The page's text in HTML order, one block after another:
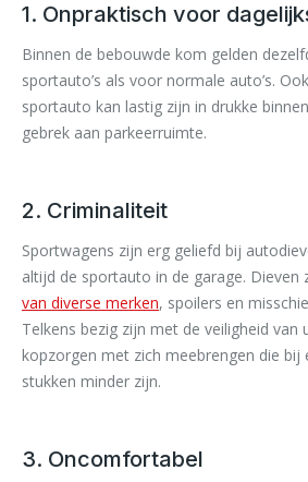
1. Onpraktisch voor
Binnen de bebouwde kom gelden
sportauto’s als voor normale auto’s.
sportauto kan lastig zijn in drukke
gebrek aan parkeerruimte.
2. Criminaliteit
Sportwagens zijn erg geliefd bij
altijd de sportauto in de garage. Dieven
van diverse merken, spoilers en
Telkens bezig zijn met de veiligheid van
kopzorgen met zich meebrengen die bij
stukken minder zijn.
3. Oncomfortabel